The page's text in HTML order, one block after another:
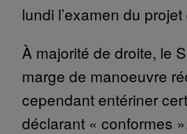
lundi l’examen du projet
À majorité de droite, le
marge de manoeuvre
cependant entériner
déclarant « conformes